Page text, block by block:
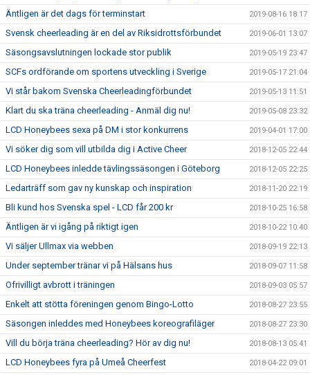
Äntligen är det dags för terminstart 2019-08-16 18:17
Svensk cheerleading är en del av Riksidrottsförbundet 2019-06-01 13:07
Säsongsavslutningen lockade stor publik 2019-05-19 23:47
SCFs ordförande om sportens utveckling i Sverige 2019-05-17 21:04
Vi står bakom Svenska Cheerleadingförbundet 2019-05-13 11:51
Klart du ska träna cheerleading - Anmäl dig nu! 2019-05-08 23:32
LCD Honeybees sexa på DM i stor konkurrens 2019-04-01 17:00
Vi söker dig som vill utbilda dig i Active Cheer 2018-12-05 22:44
LCD Honeybees inledde tävlingssäsongen i Göteborg 2018-12-05 22:25
Ledarträff som gav ny kunskap och inspiration 2018-11-20 22:19
Bli kund hos Svenska spel - LCD får 200 kr 2018-10-25 16:58
Äntligen är vi igång på riktigt igen 2018-10-22 10:40
Vi säljer Ullmax via webben 2018-09-19 22:13
Under september tränar vi på Hälsans hus 2018-09-07 11:58
Ofrivilligt avbrott i träningen 2018-09-03 05:57
Enkelt att stötta föreningen genom Bingo-Lotto 2018-08-27 23:55
Säsongen inleddes med Honeybees koreografiläger 2018-08-27 23:30
Vill du börja träna cheerleading? Hör av dig nu! 2018-08-13 05:41
LCD Honeybees fyra på Umeå Cheerfest 2018-04-22 09:01